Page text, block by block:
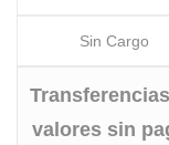
Sin Cargo
valores sin